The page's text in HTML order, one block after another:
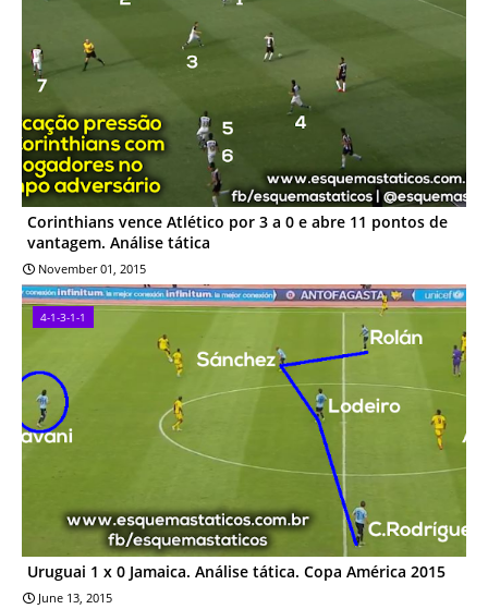
Corinthians vence Atlético por 3 a 0 e abre 11 pontos de
vantagem. Análise tática
November 01, 2015
4-1-3-1-1
Uruguai 1 x 0 Jamaica. Análise tática. Copa América 2015
June 13, 2015